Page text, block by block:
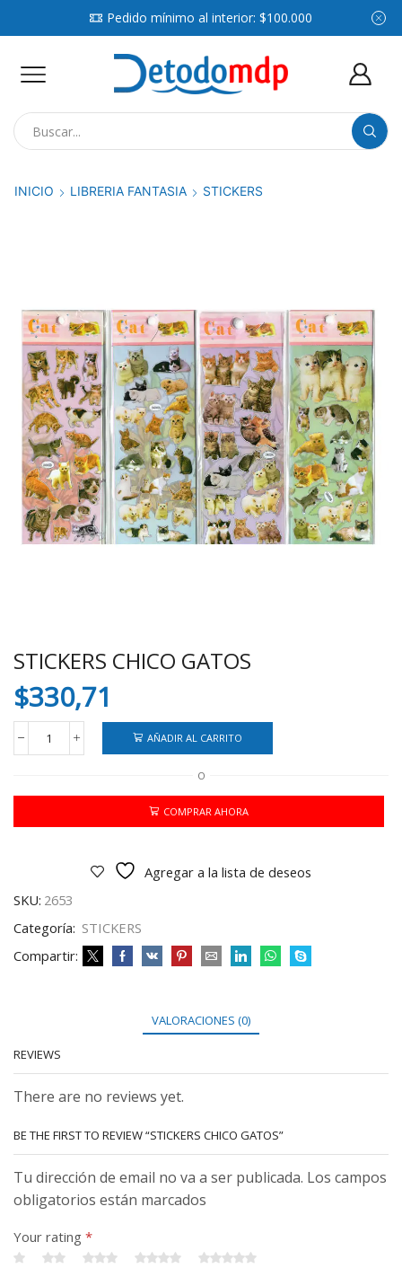
Pedido mínimo al interior: $100.000
INICIO LIBRERIA FANTASIA STICKERS
STICKERS CHICO GATOS
$330,71
STICKERS
CHICO
cantidad
AÑADIR AL CARRITO
O
COMPRAR AHORA
Agregar a la lista de deseos
SKU: 2653
Categoría: STICKERS
Compartir:
VALORACIONES (0)
REVIEWS
There are no reviews yet.
BE THE FIRST TO REVIEW “STICKERS CHICO GATOS”
Tu dirección de email no va a ser publicada. Los campos
obligatorios están marcados
Your rating *